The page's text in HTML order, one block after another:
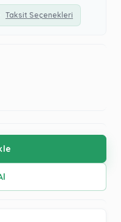
Taksit Seçenekleri